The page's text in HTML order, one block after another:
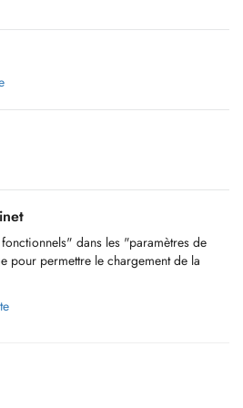
dans les "paramètres de
pour permettre le chargement de la